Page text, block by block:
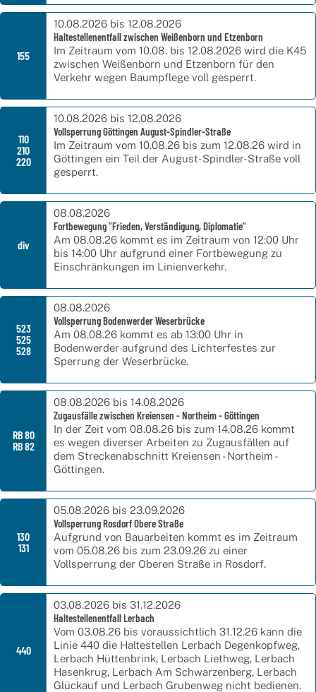
Informationen für Eltern
Teilnehmer
Tarifbestimmungen Beförderungsbedingungen
Die Verkehrsunternehmen
Die Aufgabenträger
Das VSN-Liniennetz
Stellenangebote
155
10.08.2026 bis 12.08.2026
Haltestellenentfall zwischen Weißenborn und Etzenborn
Im Zeitraum vom 10.08. bis 12.08.2026 wird die K45
zwischen Weißenborn und Etzenborn für den
Verkehr wegen Baumpflege voll gesperrt.
110
210
220
10.08.2026 bis 12.08.2026
Vollsperrung Göttingen August-Spindler-Straße
Im Zeitraum vom 10.08.26 bis zum 12.08.26 wird in
Göttingen ein Teil der August-Spindler-Straße voll
gesperrt.
div
08.08.2026
Fortbewegung "Frieden, Verständigung, Diplomatie"
Am 08.08.26 kommt es im Zeitraum von 12:00 Uhr
bis 14:00 Uhr aufgrund einer Fortbewegung zu
Einschränkungen im Linienverkehr.
523
525
528
08.08.2026
Vollsperrung Bodenwerder Weserbrücke
Am 08.08.26 kommt es ab 13:00 Uhr in
Bodenwerder aufgrund des Lichterfestes zur
Sperrung der Weserbrücke.
RB 80
RB 82
08.08.2026 bis 14.08.2026
Zugausfälle zwischen Kreiensen - Northeim - Göttingen
In der Zeit vom 08.08.26 bis zum 14.08.26 kommt
es wegen diverser Arbeiten zu Zugausfällen auf
dem Streckenabschnitt Kreiensen - Northeim -
Göttingen.
130
131
05.08.2026 bis 23.09.2026
Vollsperrung Rosdorf Obere Straße
Aufgrund von Bauarbeiten kommt es im Zeitraum
vom 05.08.26 bis zum 23.09.26 zu einer
Vollsperrung der Oberen Straße in Rosdorf.
440
03.08.2026 bis 31.12.2026
Haltestellenentfall Lerbach
Vom 03.08.26 bis voraussichtlich 31.12.26 kann die
Linie 440 die Haltestellen Lerbach Degenkopfweg,
Lerbach Hüttenbrink, Lerbach Liethweg, Lerbach
Hasenkrug, Lerbach Am Schwarzenberg, Lerbach
Glückauf und Lerbach Grubenweg nicht bedienen.